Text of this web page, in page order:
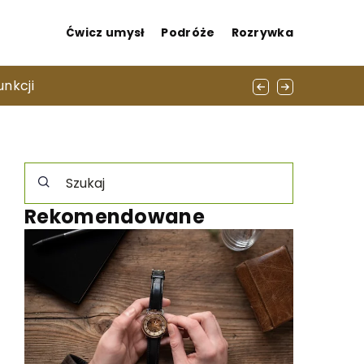
Ćwicz umysł Podróże Rozrywka
Rekomendowane